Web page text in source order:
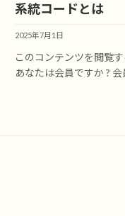
系統コードとは
2025年7月1日
このコンテンツを閲覧
あなたは会員ですか ?